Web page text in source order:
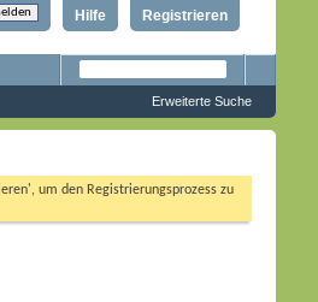
Registrieren
Hilfe
Erweiterte Suche
um den Registrierungsprozess zu